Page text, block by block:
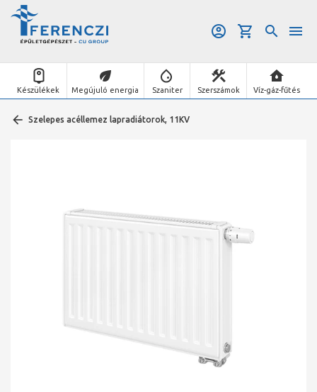
Készülékek Megújuló energia Szaniter Szerszámok Víz-gáz-fűtés
Szelepes acéllemez lapradiátorok, 11KV